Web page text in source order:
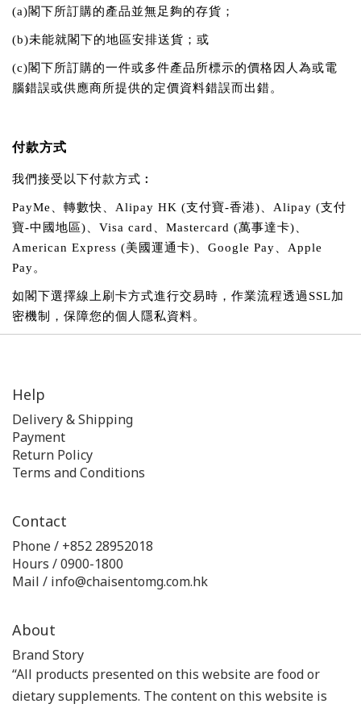
(a)閣下所訂購的產品並無足夠的存貨；
(b)未能就閣下的地區安排送貨；或
(c)閣下所訂購的一件或多件產品所標示的價格因人為或電
腦錯誤或供應商所提供的定價資料錯誤而出錯。
付款方式
我們接受以下付款方式︰
PayMe 、轉數快、 Alipay HK (支付寶-香港) Alipay (支付
寶-中國地區) Visa card Mastercard (萬事達卡)
American Express (美國運通卡) Google Pay
Apple
Pay。
如閣下選擇線上刷卡方式進行交易時，作業流程透過 SSL加
密機制，保障您的個人隱私資料。
Help
Delivery & Shipping
Payment
Return Policy
Terms and Conditions
Contact
Phone / +852 28952018
Hours / 0900-1800
Mail / info@chaisentomg.com.hk
About
Brand Story
“All products presented on this website are food or
dietary supplements. The content on this website is